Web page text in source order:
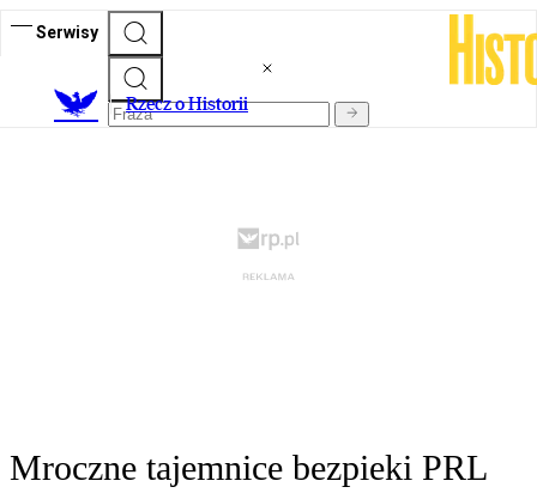
Serwisy
Rzecz o Historii
Mroczne tajemnice bezpieki PRL